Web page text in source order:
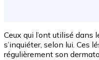
Ceux qui l’ont utilisé dans
s’inquiéter, selon lui. Ces
régulièrement son